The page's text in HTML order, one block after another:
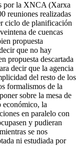
por la XNCA (Xarxa
reuniones realizadas
ciclo de planificación
de cuencas
propuesta
que no hay
propuesta descartada
decir que la agencia
del resto de los
formalismos de la
sobre la mesa de
económico, la
en paralelo con
y pudieran
se nos
ni estudiada por